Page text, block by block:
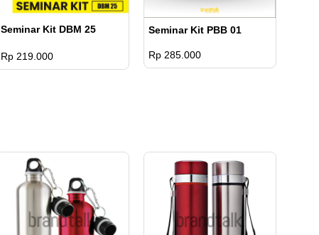
Seminar Kit DBM 25
Rp 219.000
Seminar Kit PBB 01
Rp 285.000